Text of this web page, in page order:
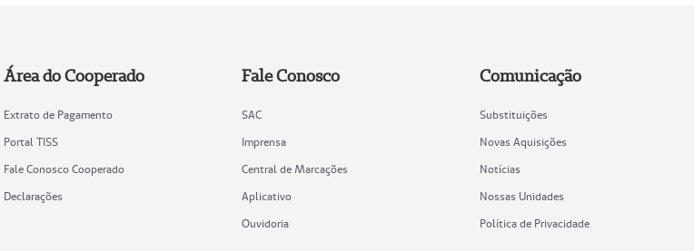
Área do Cooperado
Extrato de Pagamento
Portal TISS
Fale Conosco Cooperado
Declarações
Fale Conosco
SAC
Imprensa
Central de Marcações
Aplicativo
Ouvidoria
Comunicação
Substituições
Novas Aquisições
Notícias
Nossas Unidades
Política de Privacidade